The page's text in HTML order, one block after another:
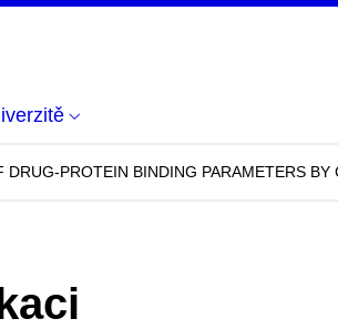
DRUG-PROTEIN BINDING PARAMETERS